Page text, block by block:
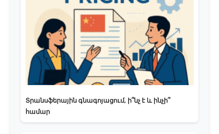
Տրանսֆերային գնագոյացում, ի՞նչ է և ինչի՞
համար